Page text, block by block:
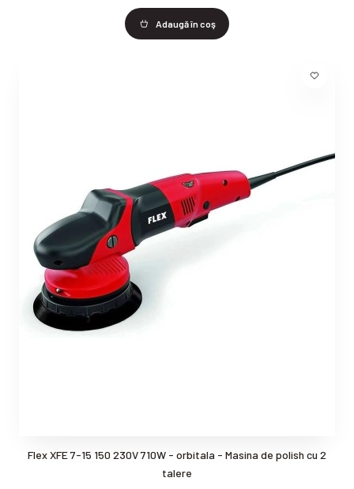
Adaugă în coş
Flex XFE 7-15 150 230V 710W - orbitala - Masina de polish cu 2
talere